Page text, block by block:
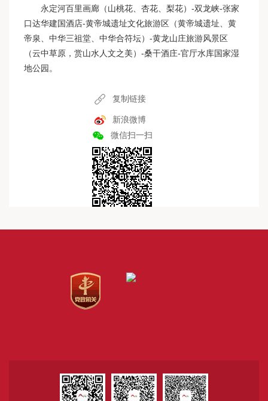
永定河百里画廊（山桃花、杏花、梨花）-双龙峡-张家
口达华建国酒店-黄帝城遗址文化旅游区（黄帝城遗址、黄
帝泉、中华三祖堂、中华合符坛）-黄龙山庄旅游风景区
（云中草原，赏山水人文之美）-桑干酒庄-官厅水库国家湿
地公园。
复制链接
新浪微博
微信扫一扫